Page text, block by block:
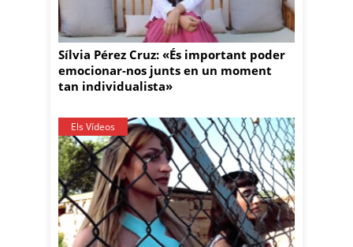
Sílvia Pérez Cruz: «És important poder
emocionar-nos junts en un moment
tan individualista»
Els Vídeos